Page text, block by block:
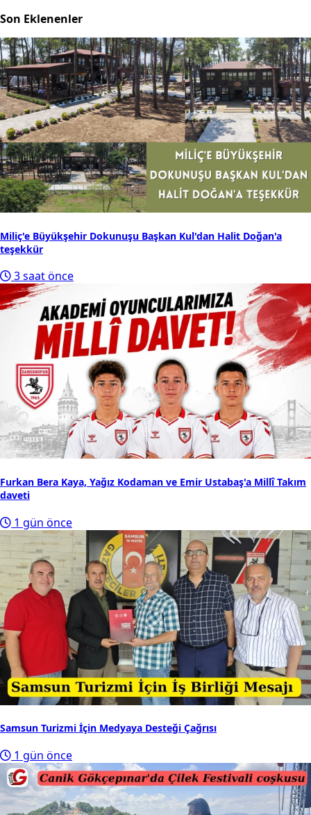
Son Eklenenler
Miliç'e Büyükşehir Dokunuşu Başkan Kul'dan Halit Doğan'a
teşekkür
3 saat önce
Furkan Bera Kaya, Yağız Kodaman ve Emir Ustabaş'a Millî Takım
daveti
1 gün önce
Samsun Turizmi İçin Medyaya Desteği Çağrısı
1 gün önce